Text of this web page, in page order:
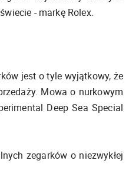
- markę Rolex.
jest o tyle wyjątkowy, że
Mowa o nurkowym
Deep Sea Special
zegarków o niezwykłej